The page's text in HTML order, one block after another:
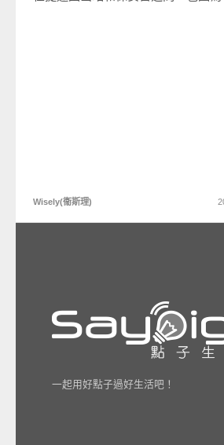
Wisely(衞斯理)
一起用好點子過好生活吧！